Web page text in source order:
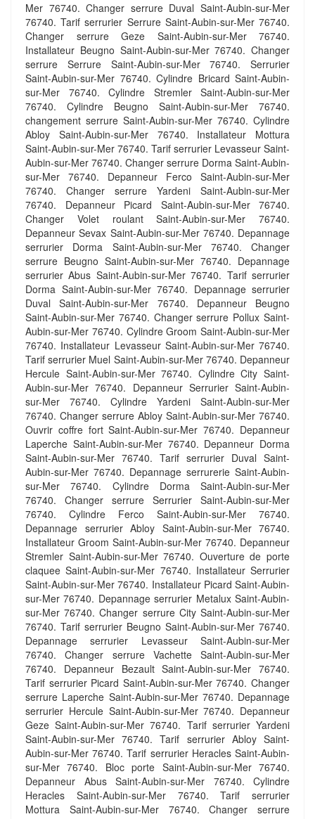
Mer 76740. Changer serrure Duval Saint-Aubin-sur-Mer
76740. Tarif serrurier Serrure Saint-Aubin-sur-Mer 76740.
Changer serrure Geze Saint-Aubin-sur-Mer 76740.
Installateur Beugno Saint-Aubin-sur-Mer 76740. Changer
serrure Serrure Saint-Aubin-sur-Mer 76740. Serrurier
Saint-Aubin-sur-Mer 76740. Cylindre Bricard Saint-Aubin-
sur-Mer 76740. Cylindre Stremler Saint-Aubin-sur-Mer
76740. Cylindre Beugno Saint-Aubin-sur-Mer 76740.
changement serrure Saint-Aubin-sur-Mer 76740. Cylindre
Abloy Saint-Aubin-sur-Mer 76740. Installateur Mottura
Saint-Aubin-sur-Mer 76740. Tarif serrurier Levasseur Saint-
Aubin-sur-Mer 76740. Changer serrure Dorma Saint-Aubin-
sur-Mer 76740. Depanneur Ferco Saint-Aubin-sur-Mer
76740. Changer serrure Yardeni Saint-Aubin-sur-Mer
76740. Depanneur Picard Saint-Aubin-sur-Mer 76740.
Changer Volet roulant Saint-Aubin-sur-Mer 76740.
Depanneur Sevax Saint-Aubin-sur-Mer 76740. Depannage
serrurier Dorma Saint-Aubin-sur-Mer 76740. Changer
serrure Beugno Saint-Aubin-sur-Mer 76740. Depannage
serrurier Abus Saint-Aubin-sur-Mer 76740. Tarif serrurier
Dorma Saint-Aubin-sur-Mer 76740. Depannage serrurier
Duval Saint-Aubin-sur-Mer 76740. Depanneur Beugno
Saint-Aubin-sur-Mer 76740. Changer serrure Pollux Saint-
Aubin-sur-Mer 76740. Cylindre Groom Saint-Aubin-sur-Mer
76740. Installateur Levasseur Saint-Aubin-sur-Mer 76740.
Tarif serrurier Muel Saint-Aubin-sur-Mer 76740. Depanneur
Hercule Saint-Aubin-sur-Mer 76740. Cylindre City Saint-
Aubin-sur-Mer 76740. Depanneur Serrurier Saint-Aubin-
sur-Mer 76740. Cylindre Yardeni Saint-Aubin-sur-Mer
76740. Changer serrure Abloy Saint-Aubin-sur-Mer 76740.
Ouvrir coffre fort Saint-Aubin-sur-Mer 76740. Depanneur
Laperche Saint-Aubin-sur-Mer 76740. Depanneur Dorma
Saint-Aubin-sur-Mer 76740. Tarif serrurier Duval Saint-
Aubin-sur-Mer 76740. Depannage serrurerie Saint-Aubin-
sur-Mer 76740. Cylindre Dorma Saint-Aubin-sur-Mer
76740. Changer serrure Serrurier Saint-Aubin-sur-Mer
76740. Cylindre Ferco Saint-Aubin-sur-Mer 76740.
Depannage serrurier Abloy Saint-Aubin-sur-Mer 76740.
Installateur Groom Saint-Aubin-sur-Mer 76740. Depanneur
Stremler Saint-Aubin-sur-Mer 76740. Ouverture de porte
claquee Saint-Aubin-sur-Mer 76740. Installateur Serrurier
Saint-Aubin-sur-Mer 76740. Installateur Picard Saint-Aubin-
sur-Mer 76740. Depannage serrurier Metalux Saint-Aubin-
sur-Mer 76740. Changer serrure City Saint-Aubin-sur-Mer
76740. Tarif serrurier Beugno Saint-Aubin-sur-Mer 76740.
Depannage serrurier Levasseur Saint-Aubin-sur-Mer
76740. Changer serrure Vachette Saint-Aubin-sur-Mer
76740. Depanneur Bezault Saint-Aubin-sur-Mer 76740.
Tarif serrurier Picard Saint-Aubin-sur-Mer 76740. Changer
serrure Laperche Saint-Aubin-sur-Mer 76740. Depannage
serrurier Hercule Saint-Aubin-sur-Mer 76740. Depanneur
Geze Saint-Aubin-sur-Mer 76740. Tarif serrurier Yardeni
Saint-Aubin-sur-Mer 76740. Tarif serrurier Abloy Saint-
Aubin-sur-Mer 76740. Tarif serrurier Heracles Saint-Aubin-
sur-Mer 76740. Bloc porte Saint-Aubin-sur-Mer 76740.
Depanneur Abus Saint-Aubin-sur-Mer 76740. Cylindre
Heracles Saint-Aubin-sur-Mer 76740. Tarif serrurier
Mottura Saint-Aubin-sur-Mer 76740. Changer serrure